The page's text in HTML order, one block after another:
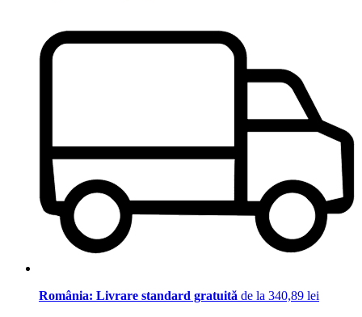
România: Livrare standard gratuită de la 340,89 lei